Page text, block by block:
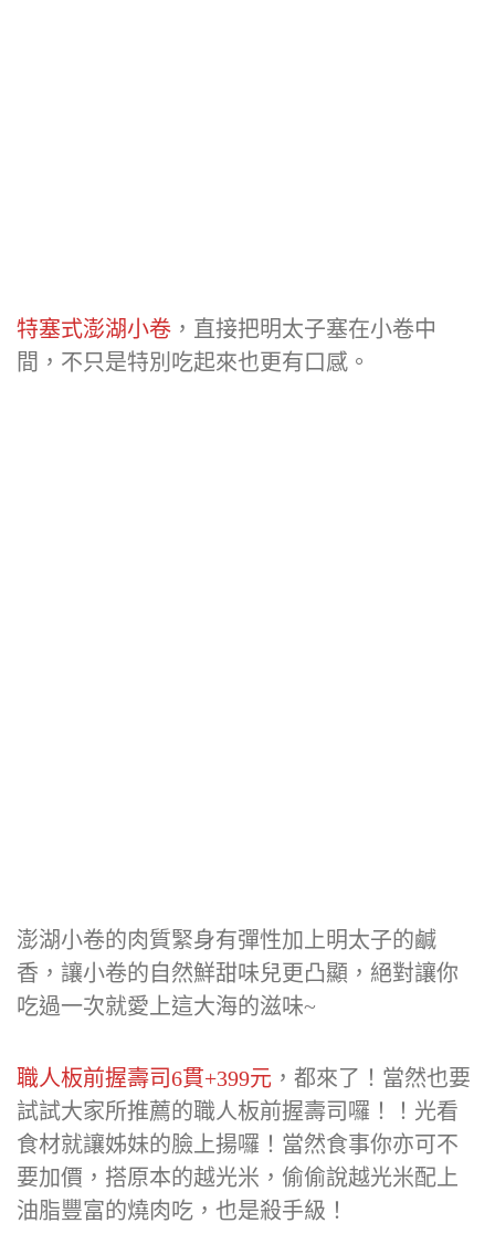
特塞式澎湖小卷 ，直接把明太子塞在小卷中
澎湖小卷的肉質緊身有彈性加上明太子的鹹
香，讓小卷的自然鮮甜味兒更凸顯，絕對讓你
職人板前握壽司6貫+399元，都來了！當然也要
試試大家所推薦的職人板前握壽司囉！！光看
食材就讓姊妹的臉上揚囉！當然食事你亦可不
要加價，搭原本的越光米，偷偷說越光米配上